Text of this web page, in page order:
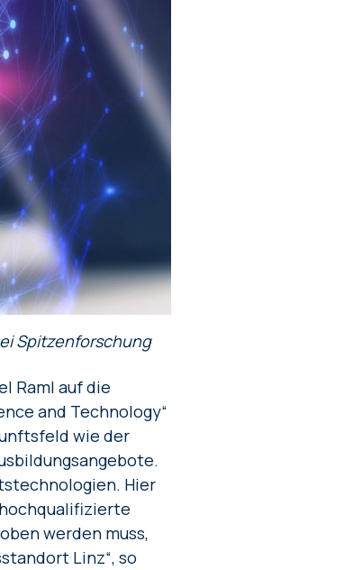
Spitzenforschung
Raml auf die
and Technology“
wie der
Hier
werden muss,
Linz“, so